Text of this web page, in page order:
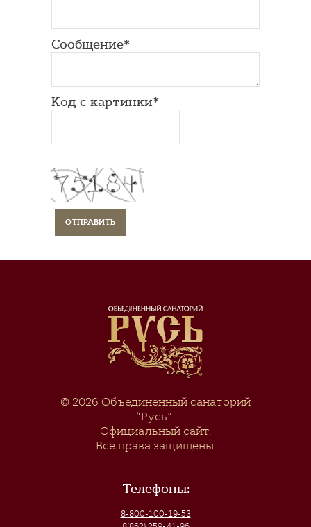
Сообщение*
Код с картинки*
© 2026 Объединенный санаторий
“Русь”.
Официальный сайт.
Все права защищены.
Телефоны:
8-800-100-19-53